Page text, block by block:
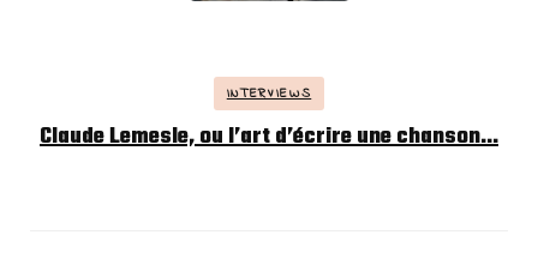
INTERVIEWS
Claude Lemesle, ou l’art d’écrire une chanson…